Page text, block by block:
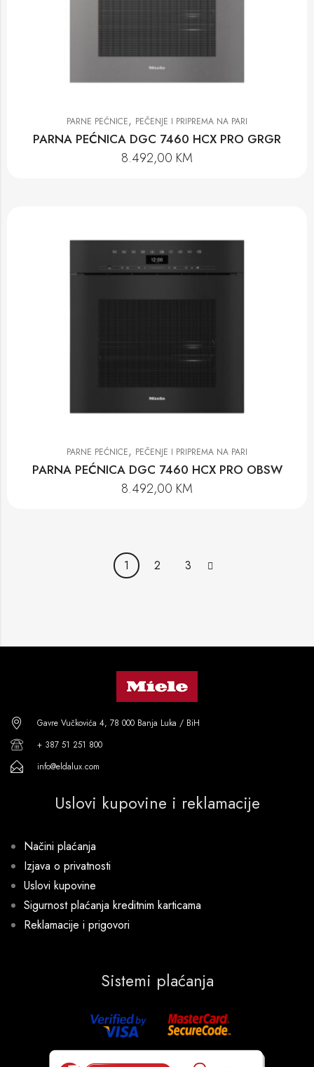
PARNE PEĆNICE, PEČENJE I PRIPREMA NA PARI
PARNA PEĆNICA DGC 7460 HCX PRO GRGR
8.492,00 KM
PARNE PEĆNICE, PEČENJE I PRIPREMA NA PARI
PARNA PEĆNICA DGC 7460 HCX PRO OBSW
8.492,00 KM
1 2 3
Gavre Vučkovića 4, 78 000 Banja Luka / BiH
+ 387 51 251 800
info@eldalux.com
Uslovi kupovine i reklamacije
Načini plaćanja
Izjava o privatnosti
Uslovi kupovine
Sigurnost plaćanja kreditnim karticama
Reklamacije i prigovori
Sistemi plaćanja